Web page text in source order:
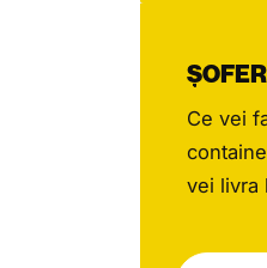
asigura
Ce vei
vei livra
la